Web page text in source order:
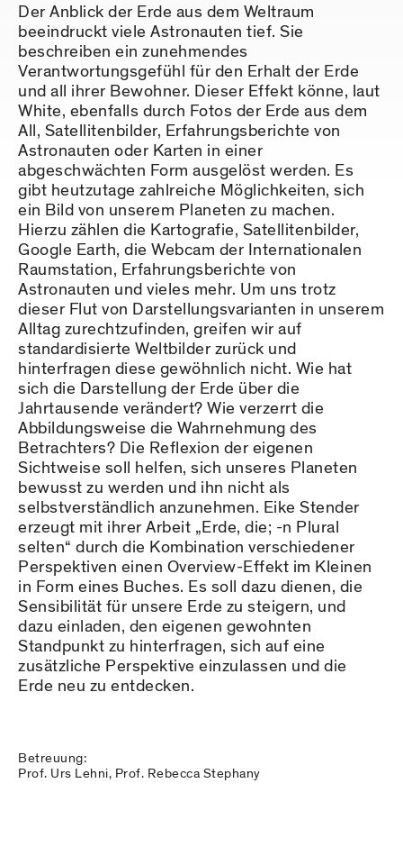
Der Anblick der Erde aus dem Weltraum
beeindruckt viele Astronauten tief. Sie
beschreiben ein zunehmendes
Verantwortungsgefühl für den Erhalt der Erde
und all ihrer Bewohner. Dieser Effekt könne, laut
White, ebenfalls durch Fotos der Erde aus dem
All, Satellitenbilder, Erfahrungsberichte von
Astronauten oder Karten in einer
abgeschwächten Form ausgelöst werden. Es
gibt heutzutage zahlreiche Möglichkeiten, sich
ein Bild von unserem Planeten zu machen.
Hierzu zählen die Kartografie, Satellitenbilder,
Google Earth, die Webcam der Internationalen
Raumstation, Erfahrungsberichte von
Astronauten und vieles mehr. Um uns trotz
dieser Flut von Darstellungsvarianten in unserem
Alltag zurechtzufinden, greifen wir auf
standardisierte Weltbilder zurück und
hinterfragen diese gewöhnlich nicht. Wie hat
sich die Darstellung der Erde über die
Jahrtausende verändert? Wie verzerrt die
Abbildungsweise die Wahrnehmung des
Betrachters? Die Reflexion der eigenen
Sichtweise soll helfen, sich unseres Planeten
bewusst zu werden und ihn nicht als
selbstverständlich anzunehmen. Eike Stender
erzeugt mit ihrer Arbeit „Erde, die; -n Plural
selten“ durch die Kombination verschiedener
Perspektiven einen Overview-Effekt im Kleinen
in Form eines Buches. Es soll dazu dienen, die
Sensibilität für unsere Erde zu steigern, und
dazu einladen, den eigenen gewohnten
Standpunkt zu hinterfragen, sich auf eine
zusätzliche Perspektive einzulassen und die
Erde neu zu entdecken.
Betreuung:
Prof. Urs Lehni, Prof. Rebecca Stephany